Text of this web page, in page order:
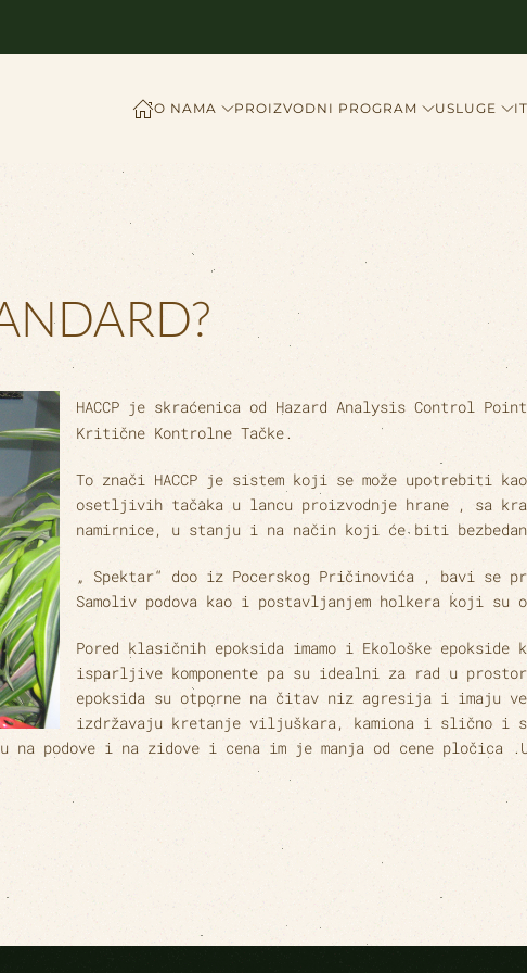
O NAMA PROIZVODNI PROGRAM USLUGE
HACCP je skraćenica od Hazard Analysis Control Point
Kritične Kontrolne Tačke.
To znači HACCP je sistem koji se može upotrebiti
osetljivih tačaka u lancu proizvodnje hrane , sa
namirnice, u stanju i na način koji će biti
„ Spektar“ doo iz Pocerskog Pričinovića , bavi se
Samoliv podova kao i postavljanjem holkera koji su
Pored klasičnih epoksida imamo i Ekološke
isparljive komponente pa su idealni za rad u
epoksida su otporne na čitav niz agresija i imaju
izdržavaju kretanje viljuškara, kamiona i slično i
na podove i na zidove i cena im je manja od cene pločica